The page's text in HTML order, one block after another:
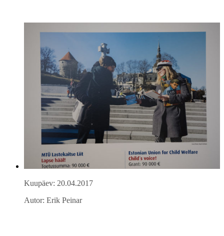
Kuupäev: 20.04.2017
Autor: Erik Peinar